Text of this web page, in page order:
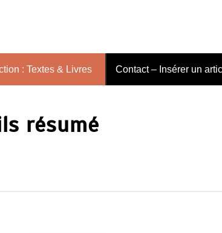
: Textes & Livres Contact – Insérer un
résumé